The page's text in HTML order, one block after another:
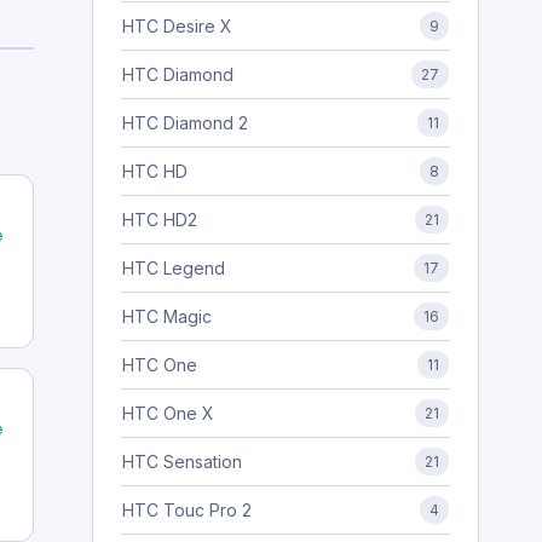
HTC Desire X 9
HTC Diamond 27
HTC Diamond 2 11
HTC HD 8
HTC HD2 21
HTC Legend 17
HTC Magic 16
HTC One 11
HTC One X 21
HTC Sensation 21
HTC Touc Pro 2 4